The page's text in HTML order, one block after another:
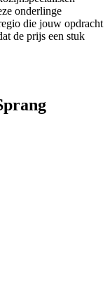
onderlinge
die jouw opdracht
de prijs een stuk